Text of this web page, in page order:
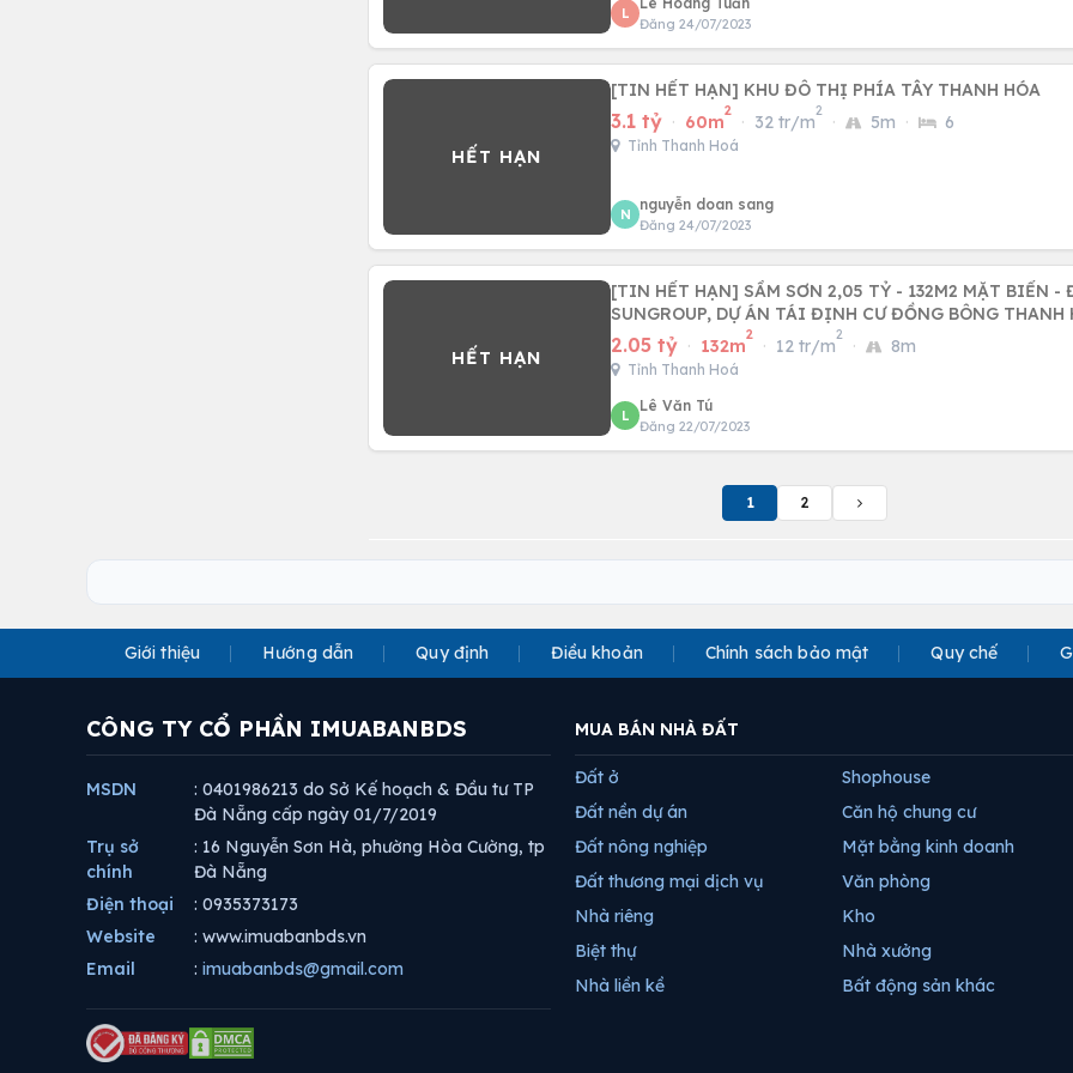
L
Đăng 24/07/2023
[TIN HẾT HẠN] KHU ĐÔ THỊ PHÍA TÂY THANH HÓA
3.1 tỷ · 60m
2
· 32 tr/m
2
· 5m · 6
Tỉnh Thanh Hoá
N
nguyễn doan sang
Đăng 24/07/2023
[TIN HẾT HẠN] SẦM SƠN 2,05 TỶ - 132M2 MẶT BIỂN - ĐỐI DIỆN
SUNGROUP, DỰ ÁN TÁI ĐỊNH CƯ ĐỒNG BÔNG THANH
2.05 tỷ · 132m
2
· 12 tr/m
2
· 8m
Tỉnh Thanh Hoá
L
Lê Văn Tú
Đăng 22/07/2023
1 2
Giới thiệu Hướng dẫn Quy định Điều khoản Chính sách bảo mật Quy chế
CÔNG TY CỔ PHẦN IMUABANBDS
MSDN
: 0401986213 do Sở Kế hoạch & Đầu tư TP
Đà Nẵng cấp ngày 01/7/2019
Trụ sở
chính
: 16 Nguyễn Sơn Hà, phường Hòa Cường, tp
Đà Nẵng
Điện thoại
: 0935373173
Website
: www.imuabanbds.vn
Email
: imuabanbds@gmail.com
MUA BÁN NHÀ ĐẤT
Đất ở
Đất nền dự án
Đất nông nghiệp
Đất thương mại dịch vụ
Nhà riêng
Biệt thự
Nhà liền kề
Shophouse
Căn hộ chung cư
Mặt bằng kinh doanh
Văn phòng
Kho
Nhà xưởng
Bất động sản khác